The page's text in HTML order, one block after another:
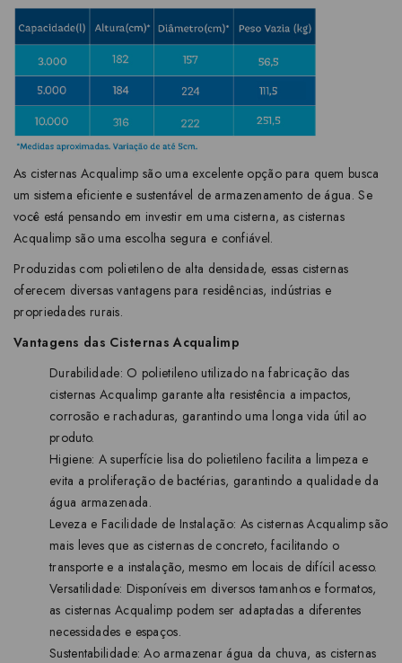
As cisternas Acqualimp são uma excelente opção para quem busca
um sistema eficiente e sustentável de armazenamento de água. Se
você está pensando em investir em uma cisterna, as cisternas
Acqualimp são uma escolha segura e confiável.
Produzidas com polietileno de alta densidade, essas cisternas
oferecem diversas vantagens para residências, indústrias e
propriedades rurais.
Vantagens das Cisternas Acqualimp
Durabilidade: O polietileno utilizado na fabricação das
cisternas Acqualimp garante alta resistência a impactos,
corrosão e rachaduras, garantindo uma longa vida útil ao
produto.
Higiene: A superfície lisa do polietileno facilita a limpeza e
evita a proliferação de bactérias, garantindo a qualidade da
água armazenada.
Leveza e Facilidade de Instalação: As cisternas Acqualimp são
mais leves que as cisternas de concreto, facilitando o
transporte e a instalação, mesmo em locais de difícil acesso.
Versatilidade: Disponíveis em diversos tamanhos e formatos,
as cisternas Acqualimp podem ser adaptadas a diferentes
necessidades e espaços.
Sustentabilidade: Ao armazenar água da chuva, as cisternas